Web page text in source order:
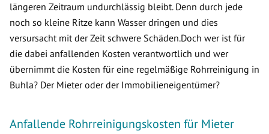
längeren Zeitraum undurchlässig bleibt. Denn durch jede
noch so kleine Ritze kann Wasser dringen und dies
versursacht mit der Zeit schwere Schäden.Doch wer ist für
die dabei anfallenden Kosten verantwortlich und wer
übernimmt die Kosten für eine regelmäßige Rohrreinigung in
Buhla? Der Mieter oder der Immobilieneigentümer?
Anfallende Rohrreinigungskosten für Mieter